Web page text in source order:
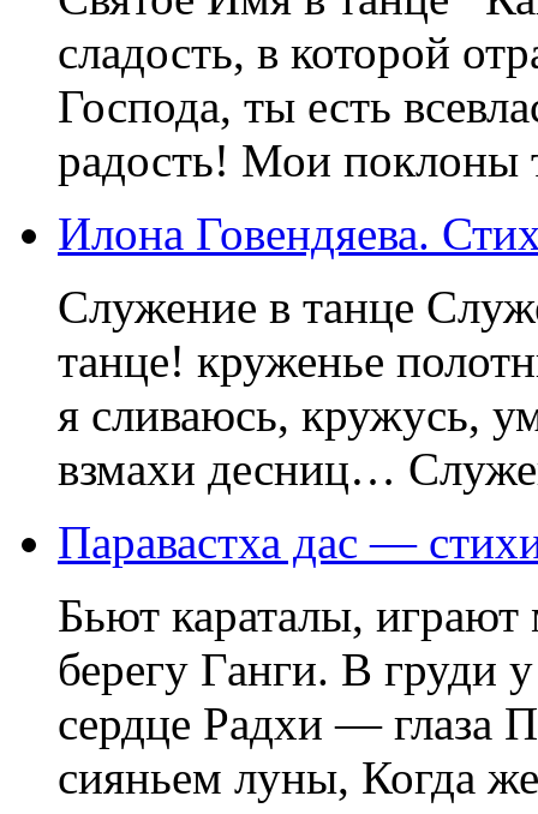
сладость, в которой
Господа, ты есть
радость! Мои поклоны
Илона Говендяева.
Служение в танце
танце! круженье
я сливаюсь, кружусь,
взмахи десниц…
Паравастха дас —
Бьют караталы,
берегу Ганги. В груди
сердце Радхи — глаза
сияньем луны, Когда